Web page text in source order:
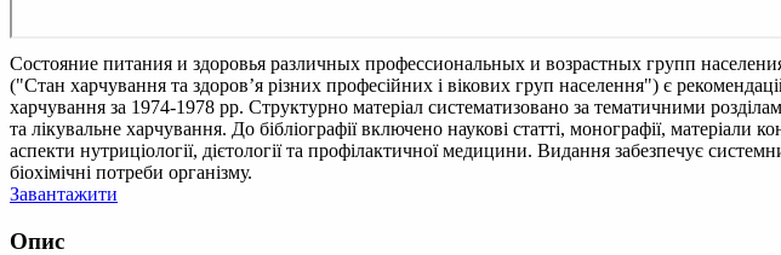
Состояние питания и здоровья различных профессиональных и возрастных групп
("Стан харчування та здоров’я різних професійних і вікових груп населення") є
харчування за 1974-1978 рр. Структурно матеріал систематизовано за тематичними
та лікувальне харчування. До бібліографії включено наукові статті, монографії,
аспекти нутриціології, дієтології та профілактичної медицини. Видання забезпечує
біохімічні потреби організму.
Завантажити
Опис